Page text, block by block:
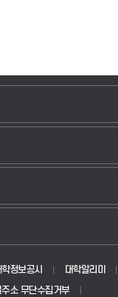
학정보공시 대학알리미
주소 무단수집거부